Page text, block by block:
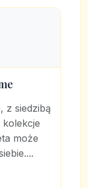
z siedzibą
może